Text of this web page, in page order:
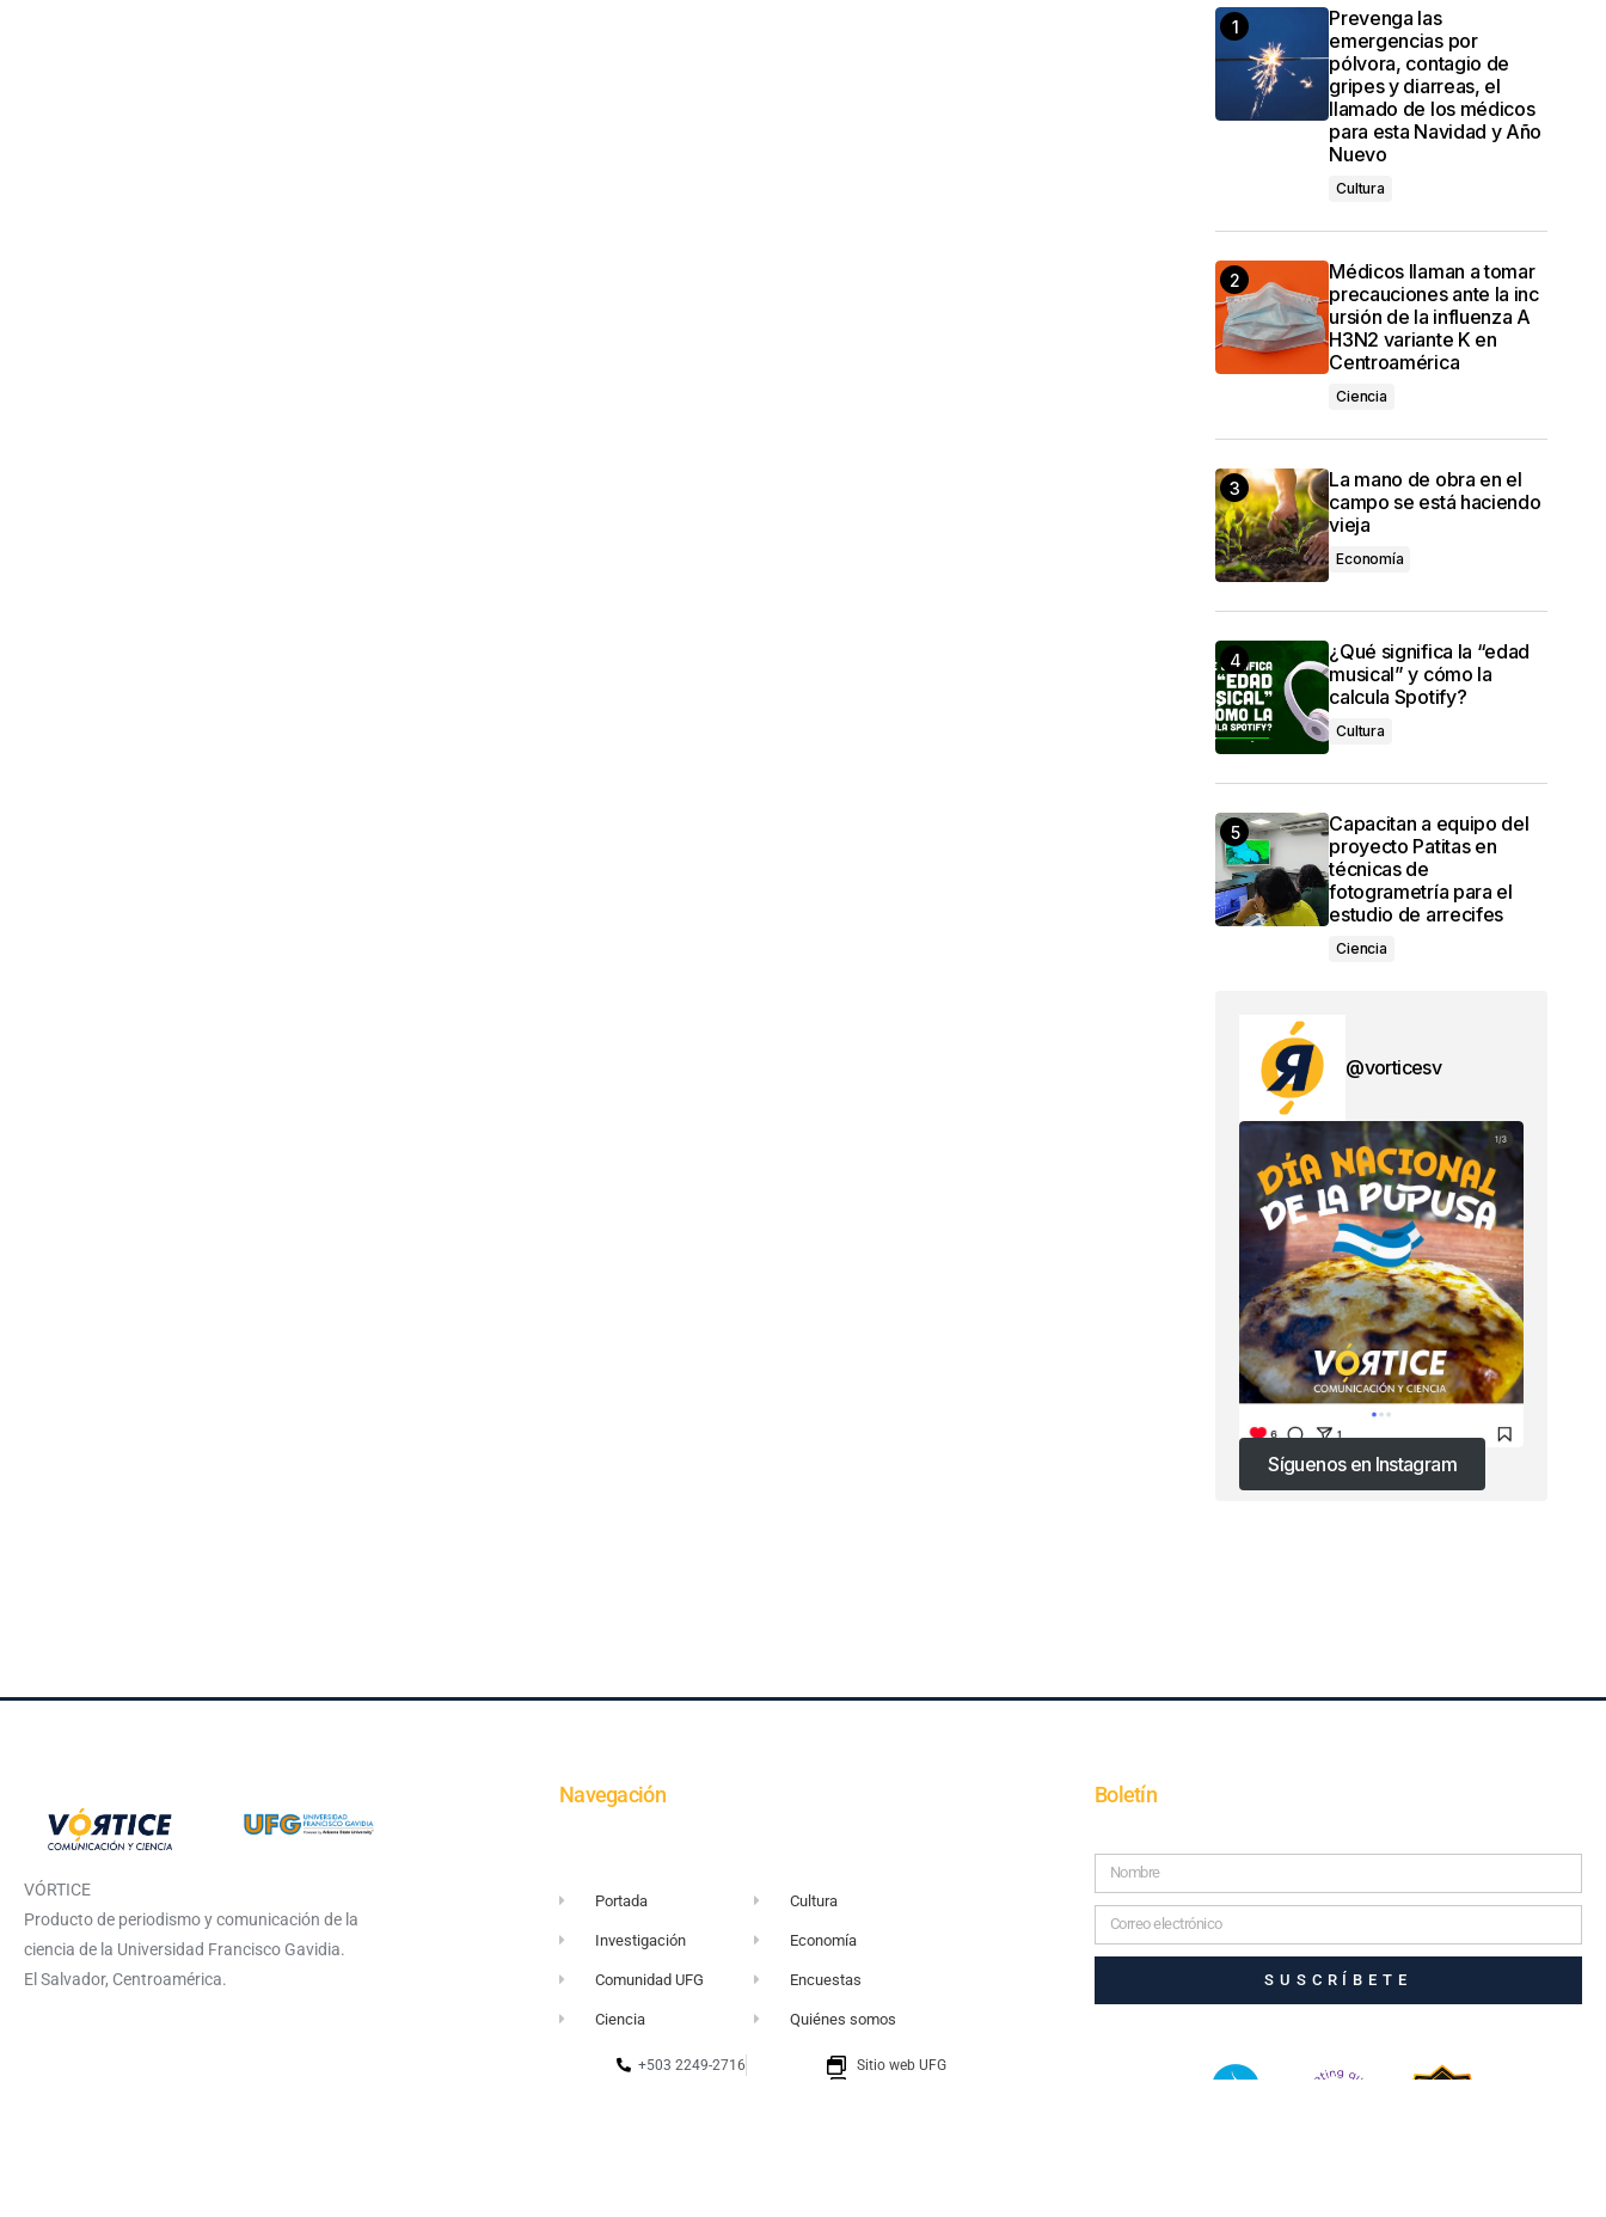
Prevenga las
emergencias por
pólvora, contagio de
gripes y diarreas, el
llamado de los médicos
para esta Navidad y Año
Nuevo
Cultura
Médicos llaman a tomar
precauciones ante la inc
ursión de la influenza A
H3N2 variante K en
Centroamérica
Ciencia
La mano de obra en el
campo se está haciendo
vieja
Economía
¿Qué significa la “edad
musical” y cómo la
calcula Spotify?
Cultura
Capacitan a equipo del
proyecto Patitas en
técnicas de
fotogrametría para el
estudio de arrecifes
Ciencia
@vorticesv
Síguenos en Instagram
VÓRTICE
Producto de periodismo y comunicación de la
ciencia de la Universidad Francisco Gavidia.
El Salvador, Centroamérica.
Navegación
Portada
Investigación
Comunidad UFG
Ciencia
Cultura
Economía
Encuestas
Quiénes somos
+503 2249-2716
Sitio web UFG
Boletín
SUSCRÍBETE